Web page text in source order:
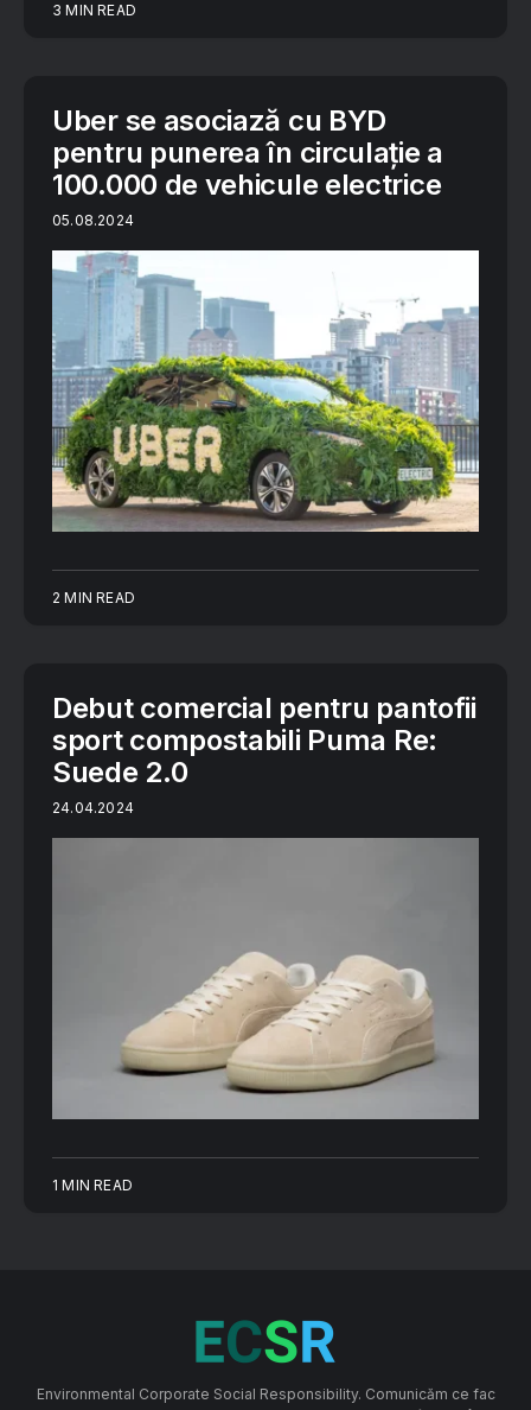
3 MIN READ
Uber se asociază cu BYD
pentru punerea în circulație a
100.000 de vehicule electrice
05.08.2024
2 MIN READ
Debut comercial pentru pantofii
sport compostabili Puma Re:
Suede 2.0
24.04.2024
1 MIN READ
Environmental Corporate Social Responsibility. Comunicăm ce fac